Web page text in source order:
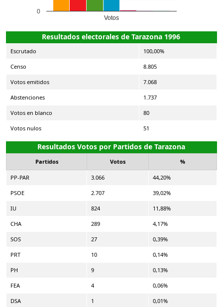
Votos
0
Resultados electorales de Tarazona 1996
Escrutado 100,00%
Censo 8.805
Votos emitidos 7.068
Abstenciones 1.737
Votos en blanco 80
Votos nulos 51
Resultados Votos por Partidos de Tarazona
Partidos Votos %
PP-PAR 3.066 44,20%
PSOE 2.707 39,02%
IU 824 11,88%
CHA 289 4,17%
SOS 27 0,39%
PRT 10 0,14%
PH 9 0,13%
FEA 4 0,06%
DSA 1 0,01%